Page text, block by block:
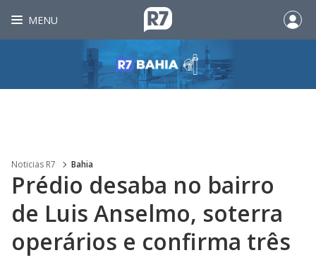
MENU
Noticias R7 Bahia
Prédio desaba no bairro
de Luis Anselmo, soterra
operários e confirma três